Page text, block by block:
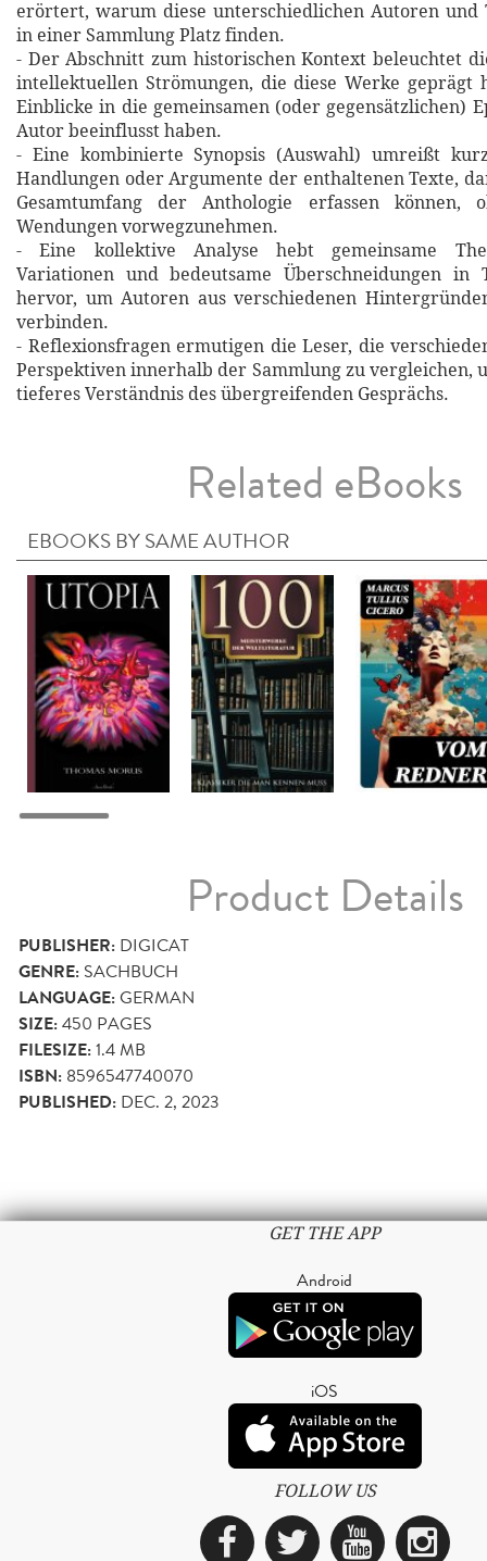
erörtert, warum diese unterschiedlichen Autoren und
in einer Sammlung Platz finden.
- Der Abschnitt zum historischen Kontext beleuchtet
intellektuellen Strömungen, die diese Werke geprägt
Einblicke in die gemeinsamen (oder gegensätzlichen)
Autor beeinflusst haben.
- Eine kombinierte Synopsis (Auswahl) umreißt
Handlungen oder Argumente der enthaltenen Texte,
Gesamtumfang der Anthologie erfassen können,
Wendungen vorwegzunehmen.
- Eine kollektive Analyse hebt gemeinsame
Variationen und bedeutsame Überschneidungen in
hervor, um Autoren aus verschiedenen
verbinden.
- Reflexionsfragen ermutigen die Leser, die
Perspektiven innerhalb der Sammlung zu vergleichen,
tieferes Verständnis des übergreifenden Gesprächs.
Related eBooks
EBOOKS BY SAME AUTHOR
Product Details
PUBLISHER: DIGICAT
GENRE: SACHBUCH
LANGUAGE:GERMAN
SIZE:450 PAGES
FILESIZE:1.4 MB
ISBN: 8596547740070
PUBLISHED: DEC. 2, 2023
GET THE APP
Android
iOS
FOLLOW US
Facebook
Twitter